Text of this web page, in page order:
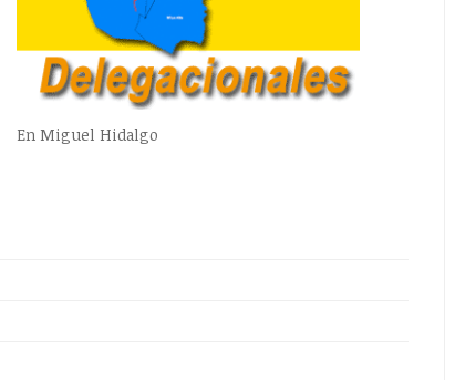
En Miguel Hidalgo